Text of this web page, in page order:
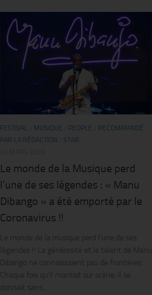
FESTIVAL MUSIQUE PEOPLE
RECOMMANDÉ
PAR LA RÉDACTION
STAR
Le monde de la Musique perd
l’une de ses légendes : « Manu
Dibango » a été emporté par le
Coronavirus !!
Le monde de la musique perd l’une de ses
légendes !! La générosité et le talent de Manu
Dibango ne connaissaient pas de frontières.
Chaque fois qu’il montait sur scène, il se
donnait sans...